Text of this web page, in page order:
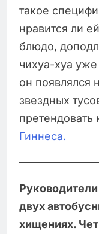
такое
нравится ли
блюдо,
чихуа-хуа
он появлялся
звездных
претендовать
Гиннеса.
двух
хищениях.